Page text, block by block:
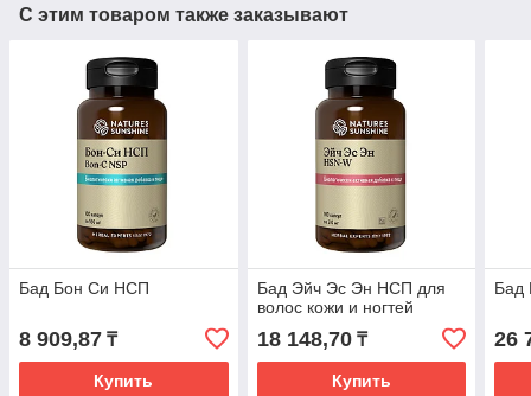
С этим товаром также заказывают
Бад Бон Си НСП
8 909,87 ₸
Купить
Бад Эйч Эс Эн НСП для
волос кожи и ногтей
18 148,70₸
Купить
Бад
26